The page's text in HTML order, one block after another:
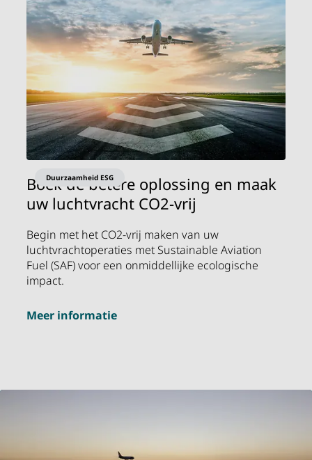
Boek de betere oplossing en maak
uw luchtvracht CO2-vrij
Begin met het CO2-vrij maken van uw
luchtvrachtoperaties met Sustainable Aviation
Fuel (SAF) voor een onmiddellijke ecologische
impact.
Meer informatie
Duurzaamheid ESG